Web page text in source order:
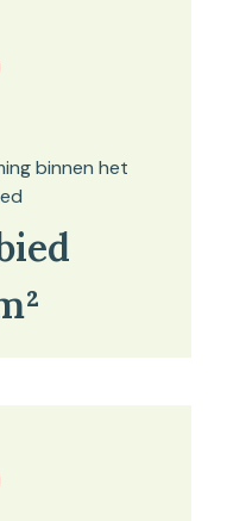
binnen het